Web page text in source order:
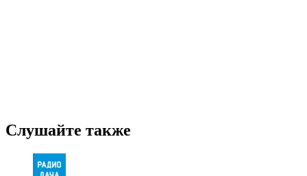
Слушайте также